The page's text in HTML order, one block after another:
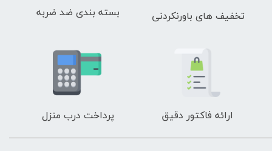
تخفیف های باورنکردنی بسته بندی ضد ضربه
ارائه فاکتور دقیق پرداخت درب منزل